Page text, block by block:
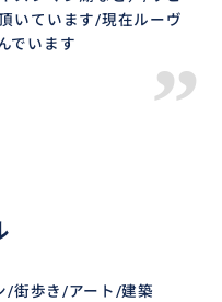
いています/現在ルーヴ
でいます
”
/街歩き/アート/建築